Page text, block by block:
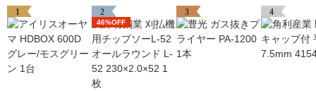
1 2
46%OFF
3 4